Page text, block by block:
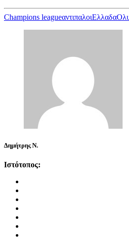
Champions leagueαντιπαλοιΕλλαδα
Δημήτρης Ν.
Ιστότοπος: